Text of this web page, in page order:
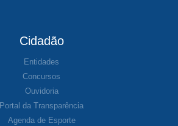
Cidadão
Entidades
Concursos
Ouvidoria
Portal da Transparência
Agenda de Esporte